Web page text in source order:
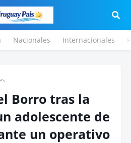
Nacionales Internacionales
Borro tras la
adolescente de
un operativo